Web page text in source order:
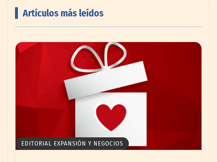
impulsando la colaboración en el sector
Artículos más leídos
EDITORIAL EXPANSIÓN Y NEGOCIOS